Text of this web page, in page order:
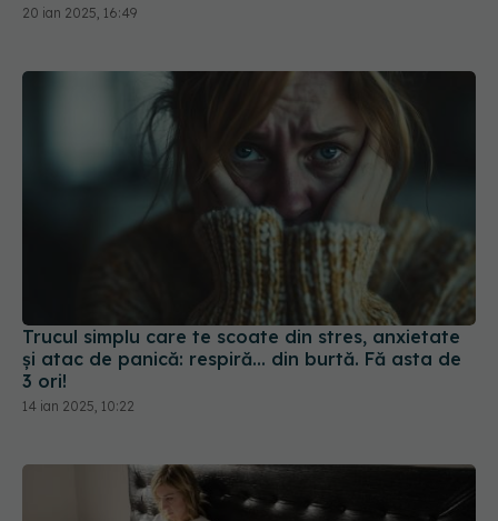
20 ian 2025, 16:49
Trucul simplu care te scoate din stres, anxietate
și atac de panică: respiră... din burtă. Fă asta de
3 ori!
14 ian 2025, 10:22